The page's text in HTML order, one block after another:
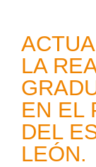
LA
EN EL
DEL
LEÓN.